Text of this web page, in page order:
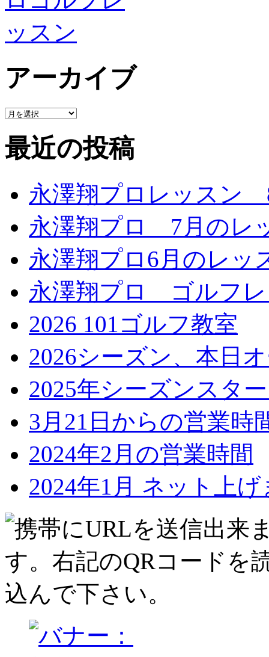
アーカイブ
最近の投稿
永澤翔プロレッスン
永澤翔プロ 7月のレ
永澤翔プロ6月のレッ
永澤翔プロ ゴルフ
2026 101ゴルフ教室
2026シーズン、本日
2025年シーズンスタ
3月21日からの営業時
2024年2月の営業時間
2024年1月 ネット上